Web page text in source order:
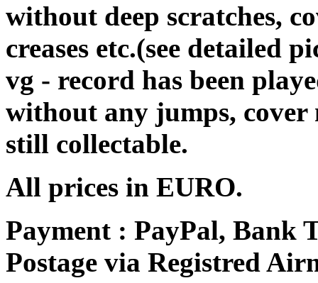
without deep scratches,
creases etc.(see detailed
vg - record has been
without any jumps, cover
still collectable.
All prices in EURO.
Payment : PayPal, Bank
Postage via Registred